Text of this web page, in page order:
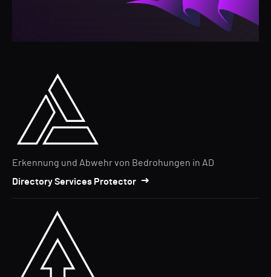
Erkennung und Abwehr von Bedrohungen in AD
Directory Services Protector